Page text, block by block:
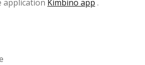
application Kimbino app .